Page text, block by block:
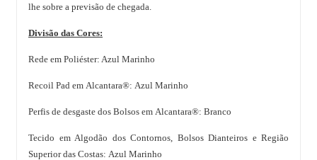
lhe sobre a previsão de chegada.
Divisão das Cores:
Rede em Poliéster: Azul Marinho
Recoil Pad em Alcantara®: Azul Marinho
Perfis de desgaste dos Bolsos em Alcantara®: Branco
Tecido em Algodão dos Contornos, Bolsos Dianteiros e Região
Superior das Costas: Azul Marinho